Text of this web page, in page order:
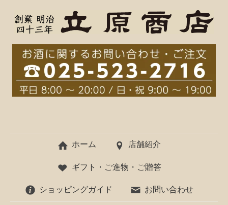
ホーム 店舗紹介
ギフト・ご進物・ご贈答
ショッピングガイド お問い合わせ